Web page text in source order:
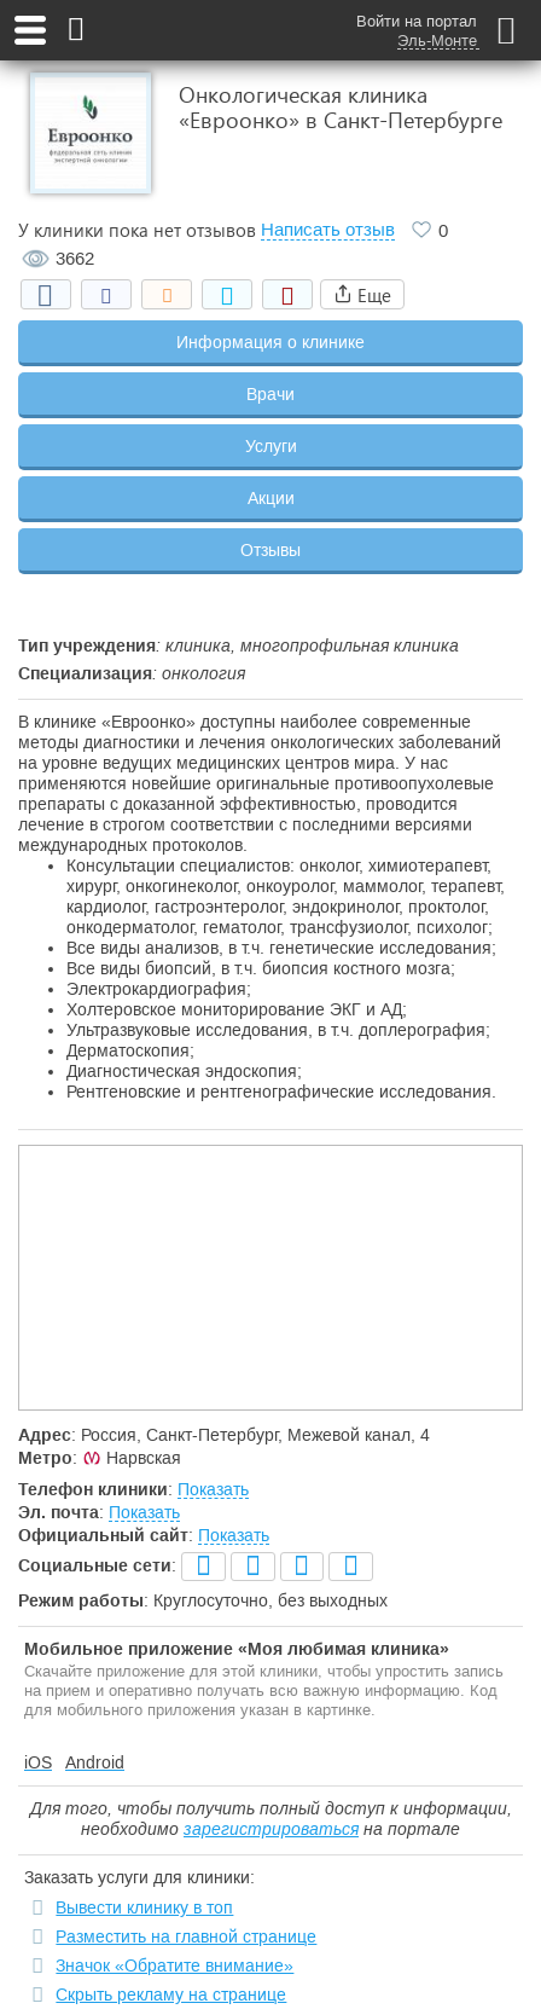
Войти на портал
Эль-Монте
Онкологическая клиника
«Евроонко» в Санкт-Петербурге
У клиники пока нет отзывов Написать отзыв
0
3662
Еще
Информация о клинике
Врачи
Услуги
Акции
Отзывы
Тип учреждения: клиника, многопрофильная клиника
Специализация: онкология
В клинике «Евроонко» доступны наиболее современные
методы диагностики и лечения онкологических заболеваний
на уровне ведущих медицинских центров мира. У нас
применяются новейшие оригинальные противоопухолевые
препараты с доказанной эффективностью, проводится
лечение в строгом соответствии с последними версиями
международных протоколов.
Консультации специалистов: онколог, химиотерапевт,
хирург, онкогинеколог, онкоуролог, маммолог, терапевт,
кардиолог, гастроэнтеролог, эндокринолог, проктолог,
онкодерматолог, гематолог, трансфузиолог, психолог;
Все виды анализов, в т.ч. генетические исследования;
Все виды биопсий, в т.ч. биопсия костного мозга;
Электрокардиография;
Холтеровское мониторирование ЭКГ и АД;
Ультразвуковые исследования, в т.ч. доплерография;
Дерматоскопия;
Диагностическая эндоскопия;
Рентгеновские и рентгенографические исследования.
Адрес: Россия, Санкт-Петербург, Межевой канал, 4
Метро:
Нарвская
Телефон клиники: Показать
Эл. почта: Показать
Официальный сайт: Показать
Социальные сети:
Режим работы: Круглосуточно, без выходных
Мобильное приложение «Моя любимая клиника»
Скачайте приложение для этой клиники, чтобы упростить запись
на прием и оперативно получать всю важную информацию. Код
для мобильного приложения указан в картинке.
iOS Android
Для того, чтобы получить полный доступ к информации,
необходимо зарегистрироватьсяна портале
Заказать услуги для клиники:
Вывести клинику в топ
Разместить на главной странице
Значок «Обратите внимание»
Скрыть рекламу на странице